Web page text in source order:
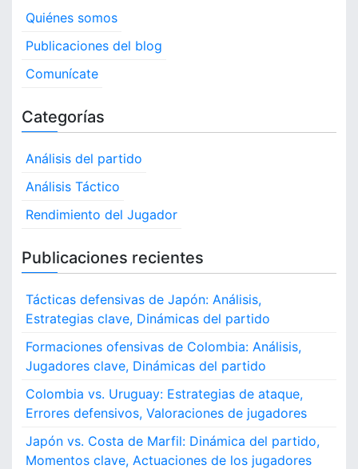
Quiénes somos
Publicaciones del blog
Comunícate
Categorías
Análisis del partido
Análisis Táctico
Rendimiento del Jugador
Publicaciones recientes
Tácticas defensivas de Japón: Análisis,
Estrategias clave, Dinámicas del partido
Formaciones ofensivas de Colombia: Análisis,
Jugadores clave, Dinámicas del partido
Colombia vs. Uruguay: Estrategias de ataque,
Errores defensivos, Valoraciones de jugadores
Japón vs. Costa de Marfil: Dinámica del partido,
Momentos clave, Actuaciones de los jugadores